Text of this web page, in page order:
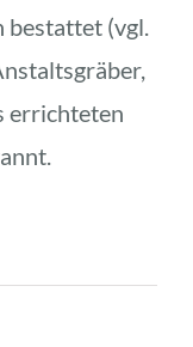
bestattet (vgl.
errichteten